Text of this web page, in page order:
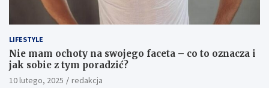
LIFESTYLE
Nie mam ochoty na swojego faceta – co to oznacza i
jak sobie z tym poradzić?
10 lutego, 2025
redakcja